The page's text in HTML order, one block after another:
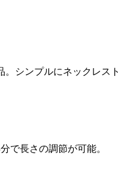
シンプルにネックレス
で長さの調節が可能。